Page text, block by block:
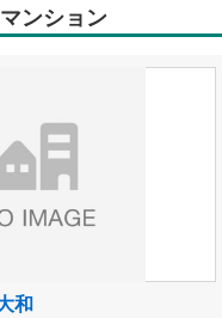
ンション
和